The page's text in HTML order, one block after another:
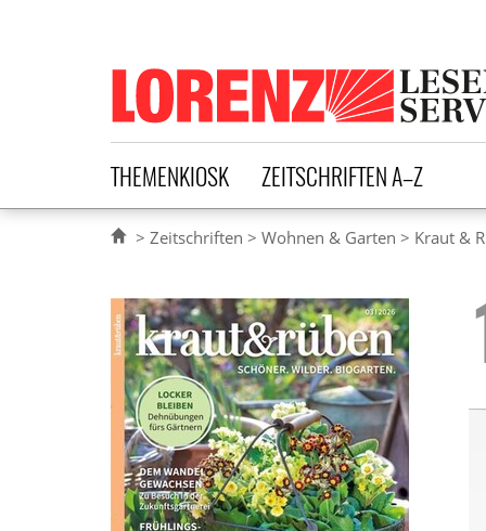
Lorenz Leserservice
THEMENKIOSK ZEITSCHRIFTEN A–Z
Zeitschriften Wohnen & Garten Kraut &